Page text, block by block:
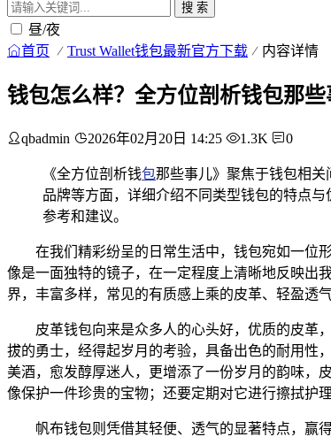
搜 索
昼/夜
首页 Trust Wallet钱包最新官方下载 内容详情
钱包怎么样？全方位剖析钱包那些
qbadmin 2026年02月20日 14:25 1.3K 0
《全方位剖析钱包那些事儿》聚焦于钱包相关
品牌等方面，详细介绍不同类型钱包的特点
参考和建议。
在我们精彩纷呈的日常生活中，钱包宛如一位
像是一面独特的镜子，在一定程度上清晰地反映出
界，丰富多样，常见的有质感上乘的皮革、轻盈透
皮革钱包向来是众多人的心头好，优质的皮革
拔的勇士，经得起岁月的考验，具备出色的耐用性
美酒，愈发醇厚迷人，更增添了一份岁月的韵味，
像保护一件珍贵的宝物；还要定期对它进行擦拭护
帆布钱包则凭借其轻便、透气的显著特点，赢